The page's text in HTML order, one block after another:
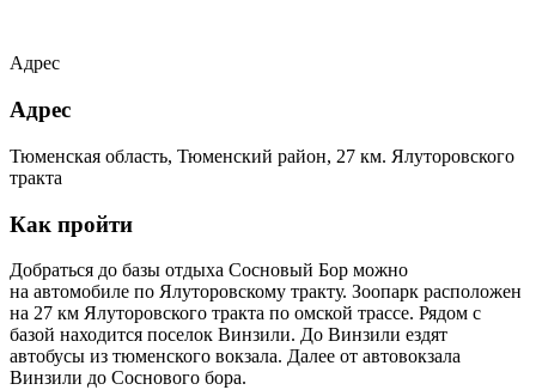
Адрес
Адрес
Тюменская область, Тюменский район, 27 км. Ялуторовского
тракта
Как пройти
Добраться до базы отдыха Сосновый Бор можно
на автомобиле по Ялуторовскому тракту. Зоопарк расположен
на 27 км Ялуторовского тракта по омской трассе. Рядом с
базой находится поселок Винзили. До Винзили ездят
автобусы из тюменского вокзала. Далее от автовокзала
Винзили до Соснового бора.